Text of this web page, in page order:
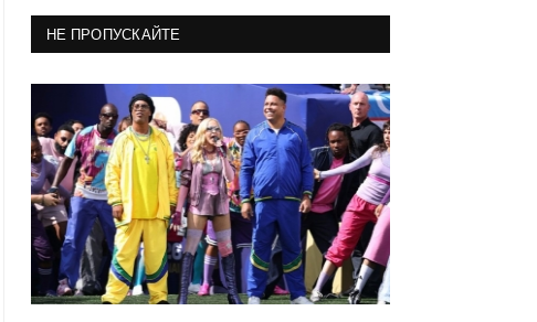
НЕ ПРОПУСКАЙТЕ